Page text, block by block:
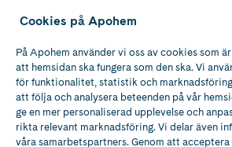
underverk för torrt hår.
5. Hårolja innan duschen
Applicera en hårolja i längderna innan du går in
rätt!), det hindrar vatten att tränga in i
mer.
Apotek med tillstånd
av Läkemedelsverket
Cookies på Apohem
På Apohem använder vi oss av cookies som
att hemsidan ska fungera som den ska. Vi
för funktionalitet, statistik och
att följa och analysera beteenden på vår
ge en mer personaliserad upplevelse och
rikta relevant marknadsföring. Vi delar även
våra samarbetspartners. Genom att